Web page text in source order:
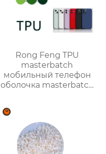
Rong Feng TPU
masterbatch
мобильный телефон
оболочка masterbatch